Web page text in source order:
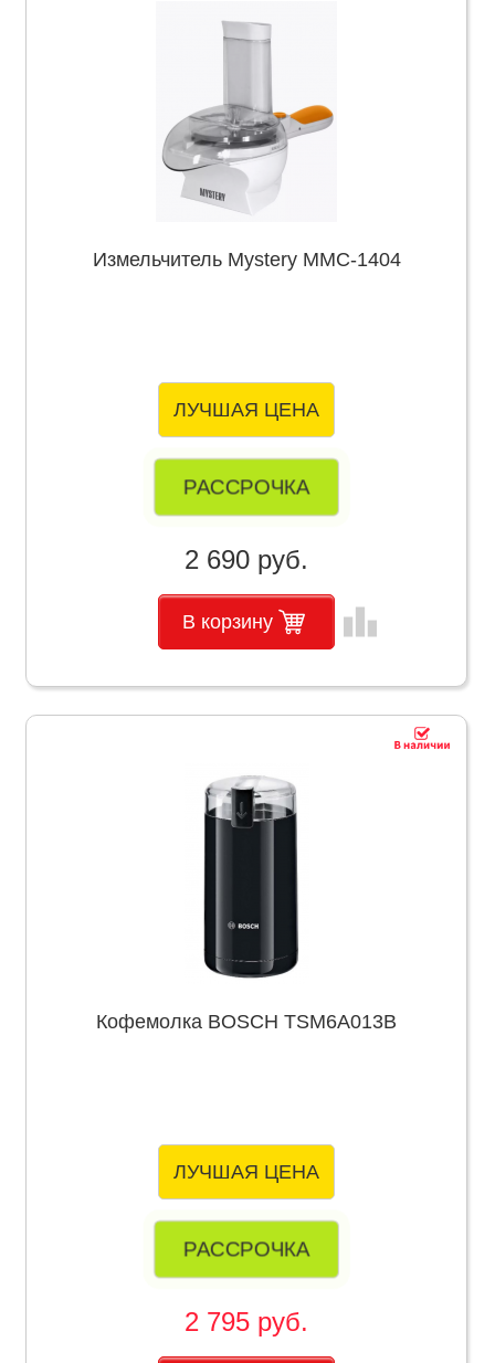
Измельчитель Mystery MMC-1404
ЛУЧШАЯ ЦЕНА
РАССРОЧКА
2 690 руб.
В корзину leaderboard
Кофемолка BOSCH TSM6A013B
ЛУЧШАЯ ЦЕНА
РАССРОЧКА
2 795 руб.